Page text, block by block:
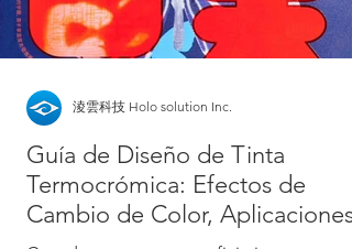
Guía de Diseño de Tinta
Termocrómica: Efectos de
Cambio de Color, Aplicaciones
淩雲科技 Holo solution Inc.